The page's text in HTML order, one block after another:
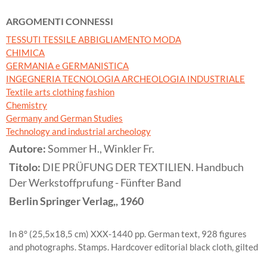
ARGOMENTI CONNESSI
TESSUTI TESSILE ABBIGLIAMENTO MODA
CHIMICA
GERMANIA e GERMANISTICA
INGEGNERIA TECNOLOGIA ARCHEOLOGIA INDUSTRIALE
Textile arts clothing fashion
Chemistry
Germany and German Studies
Technology and industrial archeology
Autore:Sommer H., Winkler Fr.
Titolo: DIE PRÜFUNG DER TEXTILIEN. Handbuch
Der Werkstoffprufung - Fünfter Band
BerlinSpringer Verlag,,1960
In 8° (25,5x18,5 cm) XXX-1440 pp. German text, 928 figures
and photographs. Stamps. Hardcover editorial black cloth, gilted